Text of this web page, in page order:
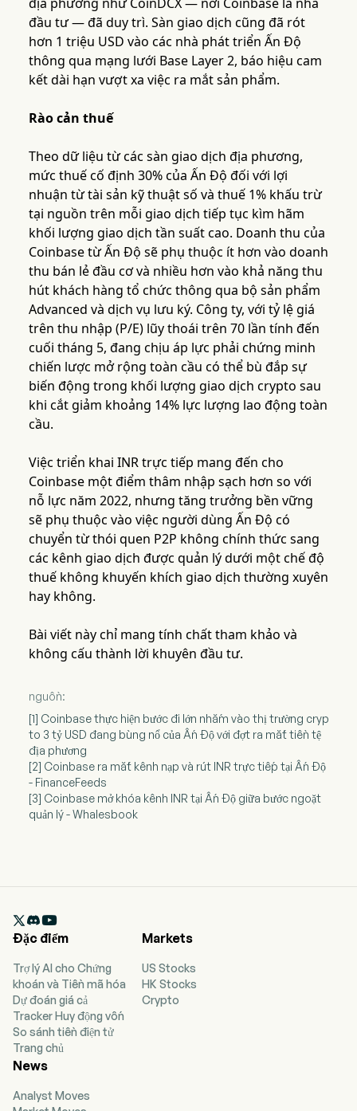
đầu tư — đã duy trì. Sàn giao dịch cũng đã rót
hơn 1 triệu USD vào các nhà phát triển Ấn Độ
thông qua mạng lưới Base Layer 2, báo hiệu cam
kết dài hạn vượt xa việc ra mắt sản phẩm.
Rào cản thuế
Theo dữ liệu từ các sàn giao dịch địa phương,
mức thuế cố định 30% của Ấn Độ đối với lợi
nhuận từ tài sản kỹ thuật số và thuế 1% khấu trừ
tại nguồn trên mỗi giao dịch tiếp tục kìm hãm
khối lượng giao dịch tần suất cao. Doanh thu của
Coinbase từ Ấn Độ sẽ phụ thuộc ít hơn vào doanh
thu bán lẻ đầu cơ và nhiều hơn vào khả năng thu
hút khách hàng tổ chức thông qua bộ sản phẩm
Advanced và dịch vụ lưu ký. Công ty, với tỷ lệ giá
trên thu nhập (P/E) lũy thoái trên 70 lần tính đến
cuối tháng 5, đang chịu áp lực phải chứng minh
chiến lược mở rộng toàn cầu có thể bù đắp sự
biến động trong khối lượng giao dịch crypto sau
khi cắt giảm khoảng 14% lực lượng lao động toàn
cầu.
Việc triển khai INR trực tiếp mang đến cho
Coinbase một điểm thâm nhập sạch hơn so với
nỗ lực năm 2022, nhưng tăng trưởng bền vững
sẽ phụ thuộc vào việc người dùng Ấn Độ có
chuyển từ thói quen P2P không chính thức sang
các kênh giao dịch được quản lý dưới một chế độ
thuế không khuyến khích giao dịch thường xuyên
hay không.
Bài viết này chỉ mang tính chất tham khảo và
không cấu thành lời khuyên đầu tư.
nguồn:
[1] Coinbase thực hiện bước đi lớn nhắm vào thị trường cryp
to 3 tỷ USD đang bùng nổ của Ấn Độ với đợt ra mắt tiền tệ
địa phương
[2] Coinbase ra mắt kênh nạp và rút INR trực tiếp tại Ấn Độ
- FinanceFeeds
[3] Coinbase mở khóa kênh INR tại Ấn Độ giữa bước ngoặt
quản lý - Whalesbook

Đặc điểm
Trợ lý AI cho Chứng
khoán và Tiền mã hóa
Dự đoán giá cả
Tracker Huy động vốn
So sánh tiền điện tử
Trang chủ
Markets
US Stocks
HK Stocks
Crypto
News
Analyst Moves